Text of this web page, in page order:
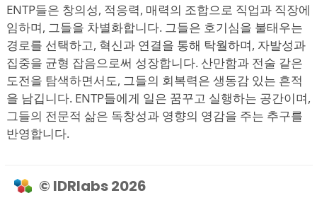
ENTP들은 창의성, 적응력, 매력의 조합으로 직업과 직장에
임하며, 그들을 차별화합니다. 그들은 호기심을 불태우는
경로를 선택하고, 혁신과 연결을 통해 탁월하며, 자발성과
집중을 균형 잡음으로써 성장합니다. 산만함과 전술 같은
도전을 탐색하면서도, 그들의 회복력은 생동감 있는 흔적
을 남깁니다. ENTP들에게 일은 꿈꾸고 실행하는 공간이며,
그들의 전문적 삶은 독창성과 영향의 영감을 주는 추구를
반영합니다.
© IDRlabs 2026